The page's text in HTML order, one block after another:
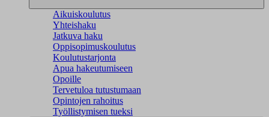
Aikuiskoulutus
Yhteishaku
Jatkuva haku
Oppisopimuskoulutus
Koulutustarjonta
Apua hakeutumiseen
Opoille
Tervetuloa tutustumaan
Opintojen rahoitus
Työllistymisen tueksi